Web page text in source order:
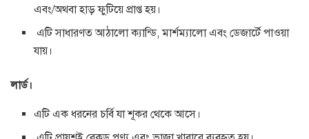
এবং/অথবা হাড় ফুটিয়ে প্রাপ্ত হয়।
এটি সাধারণত আঠালো ক্যান্ডি, মার্শম্যালো এবং ডেজার্টে পাওয়া
যায়।
লার্ড।
এটি এক ধরনের চর্বি যা শূকর থেকে আসে।